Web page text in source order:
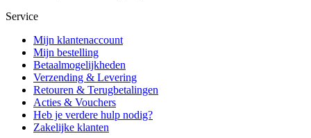
Service
Mijn klantenaccount
Mijn bestelling
Betaalmogelijkheden
Verzending & Levering
Retouren & Terugbetalingen
Acties & Vouchers
Heb je verdere hulp nodig?
Zakelijke klanten